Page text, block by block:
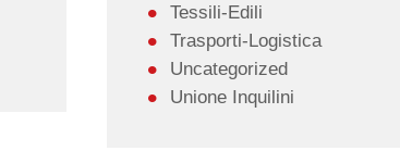
Tessili-Edili
Trasporti-Logistica
Uncategorized
Unione Inquilini